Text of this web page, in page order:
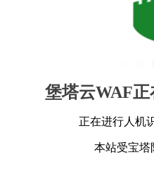
堡塔云WAF
正在进行人机
本站受宝塔